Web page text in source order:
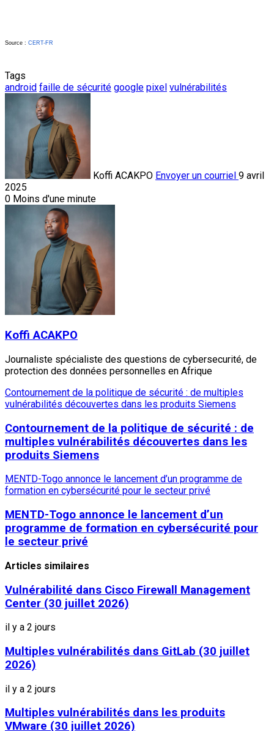
Source : CERT-FR
Tags
android faille de sécurité google pixel vulnérabilités
Koffi ACAKPO Envoyer un courriel 9 avril
2025
0 Moins d'une minute
Koffi ACAKPO
Journaliste spécialiste des questions de cybersecurité, de
protection des données personnelles en Afrique
Contournement de la politique de sécurité : de multiples
vulnérabilités découvertes dans les produits Siemens
Contournement de la politique de sécurité : de
multiples vulnérabilités découvertes dans les
produits Siemens
MENTD-Togo annonce le lancement d’un programme de
formation en cybersécurité pour le secteur privé
MENTD-Togo annonce le lancement d’un
programme de formation en cybersécurité pour
le secteur privé
Articles similaires
Vulnérabilité dans Cisco Firewall Management
Center (30 juillet 2026)
il y a 2 jours
Multiples vulnérabilités dans GitLab (30 juillet
2026)
il y a 2 jours
Multiples vulnérabilités dans les produits
VMware (30 juillet 2026)